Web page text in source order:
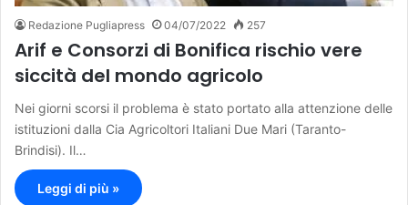
Redazione Pugliapress 04/07/2022 257
Arif e Consorzi di Bonifica rischio vere
siccità del mondo agricolo
Nei giorni scorsi il problema è stato portato alla attenzione delle
istituzioni dalla Cia Agricoltori Italiani Due Mari (Taranto-
Brindisi). Il…
Leggi di più »